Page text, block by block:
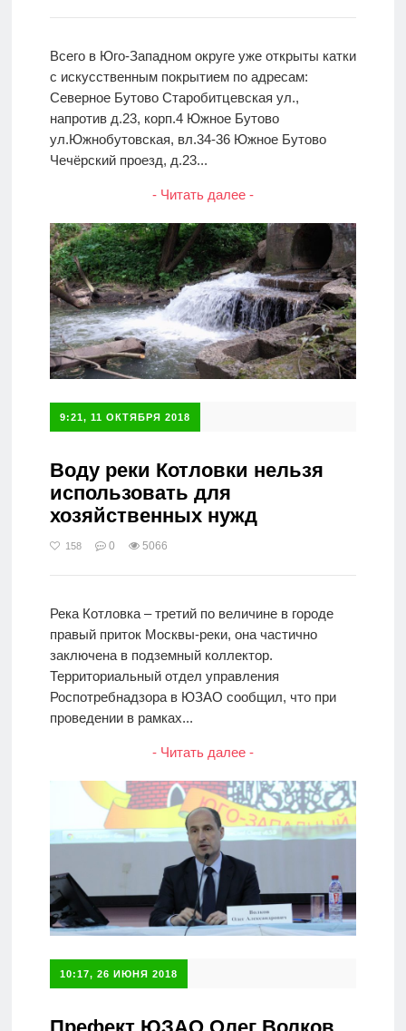
Всего в Юго-Западном округе уже открыты катки
с искусственным покрытием по адресам:
Северное Бутово Старобитцевская ул.,
напротив д.23, корп.4 Южное Бутово
ул.Южнобутовская, вл.34-36 Южное Бутово
Чечёрский проезд, д.23...
- Читать далее -
9:21, 11 ОКТЯБРЯ 2018
Воду реки Котловки нельзя
использовать для
хозяйственных нужд
158 0 5066
Река Котловка – третий по величине в городе
правый приток Москвы-реки, она частично
заключена в подземный коллектор.
Территориальный отдел управления
Роспотребнадзора в ЮЗАО сообщил, что при
проведении в рамках...
- Читать далее -
10:17, 26 ИЮНЯ 2018